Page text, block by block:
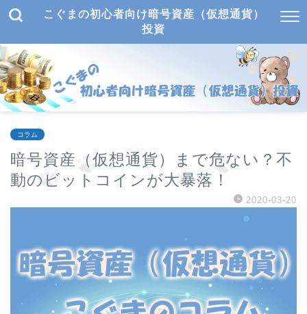
こぐまの初心者向け暗号資産（仮想通貨）
投資
コラム
暗号資産（仮想通貨）まで危ない？不
動のビットコインが大暴落！
2020-03-20